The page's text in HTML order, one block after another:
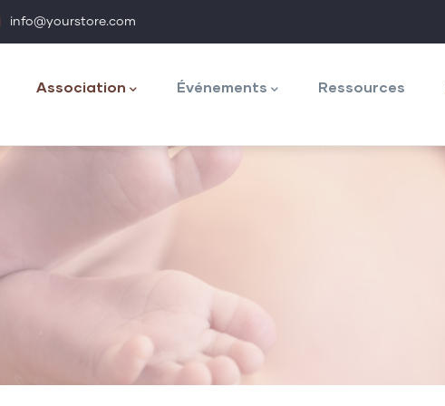
info@yourstore.com
Association Événements Ressources